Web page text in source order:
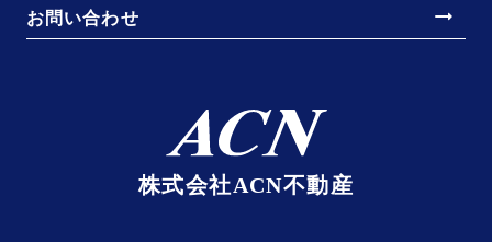
お問い合わせ arrow_right_alt
株式会社ACN不動産